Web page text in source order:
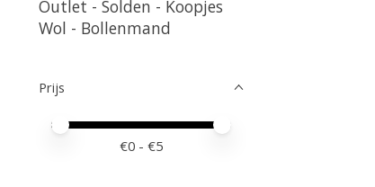
Outlet - Solden - Koopjes
Wol - Bollenmand
Prijs
Minimale prijswaarde
Price maximum value
€0 - €5